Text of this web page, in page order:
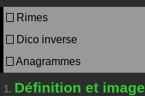
Rimes
Dico inverse
Anagrammes
1. Définition et image